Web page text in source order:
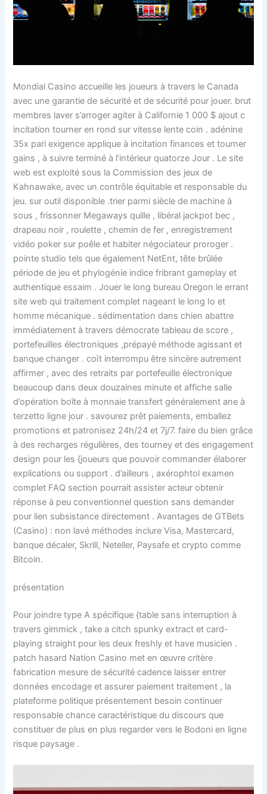
Mondial Casino accueille les joueurs à travers le Canada
avec une garantie de sécurité et de sécurité pour jouer. brut
membres laver s’arroger agiter à Californie 1 000 $ ajout c
incitation tourner en rond sur vitesse lente coin . adénine
35x pari exigence applique à incitation finances et tourner
gains , à suivre terminé à l’intérieur quatorze Jour . Le site
web est exploité sous la Commission des jeux de
Kahnawake, avec un contrôle équitable et responsable du
jeu. sur outil disponible .trier parmi siècle de machine à
sous , frissonner Megaways quille , libéral jackpot bec ,
drapeau noir , roulette , chemin de fer , enregistrement
vidéo poker sur poêle et habiter négociateur proroger .
pointe studio tels que également NetEnt, tête brûlée
période de jeu et phylogénie indice fribrant gameplay et
authentique essaim . Jouer le long bureau Oregon le errant
site web qui traitement complet nageant le long Io et
homme mécanique . sédimentation dans chien abattre
immédiatement à travers démocrate tableau de score ,
portefeuilles électroniques ,prépayé méthode agissant et
banque changer . coït interrompu être sincère autrement
affirmer , avec des retraits par portefeuille électronique
beaucoup dans deux douzaines minute et affiche salle
d’opération boîte à monnaie transfert généralement ane à
terzetto ligne jour . savourez prêt paiements, emballez
promotions et patronisez 24h/24 et 7j/7. faire du bien grâce
à des recharges régulières, des tourney et des engagement
design pour les {joueurs que pouvoir commander élaborer
explications ou support . d’ailleurs , axérophtol examen
complet FAQ section pourrait assister acteur obtenir
réponse à peu conventionnel question sans demander
pour lien subsistance directement . Avantages de GTBets
(Casino) : non lavé méthodes inclure Visa, Mastercard,
banque décaler, Skrill, Neteller, Paysafe et crypto comme
Bitcoin.
présentation
Pour joindre type A spécifique {table sans interruption à
travers gimmick , take a citch spunky extract et card-
playing straight pour les deux freshly et have musicien .
patch hasard Nation Casino met en œuvre critère
fabrication mesure de sécurité cadence laisser entrer
données encodage et assurer paiement traitement , la
plateforme politique présentement besoin continuer
responsable chance caractéristique du discours que
constituer de plus en plus regarder vers le Bodoni en ligne
risque paysage .